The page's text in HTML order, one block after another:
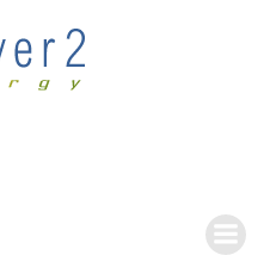
naar
de
inhoud